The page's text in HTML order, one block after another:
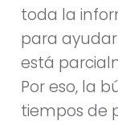
toda la
para
está
Por eso, la
tiempos de